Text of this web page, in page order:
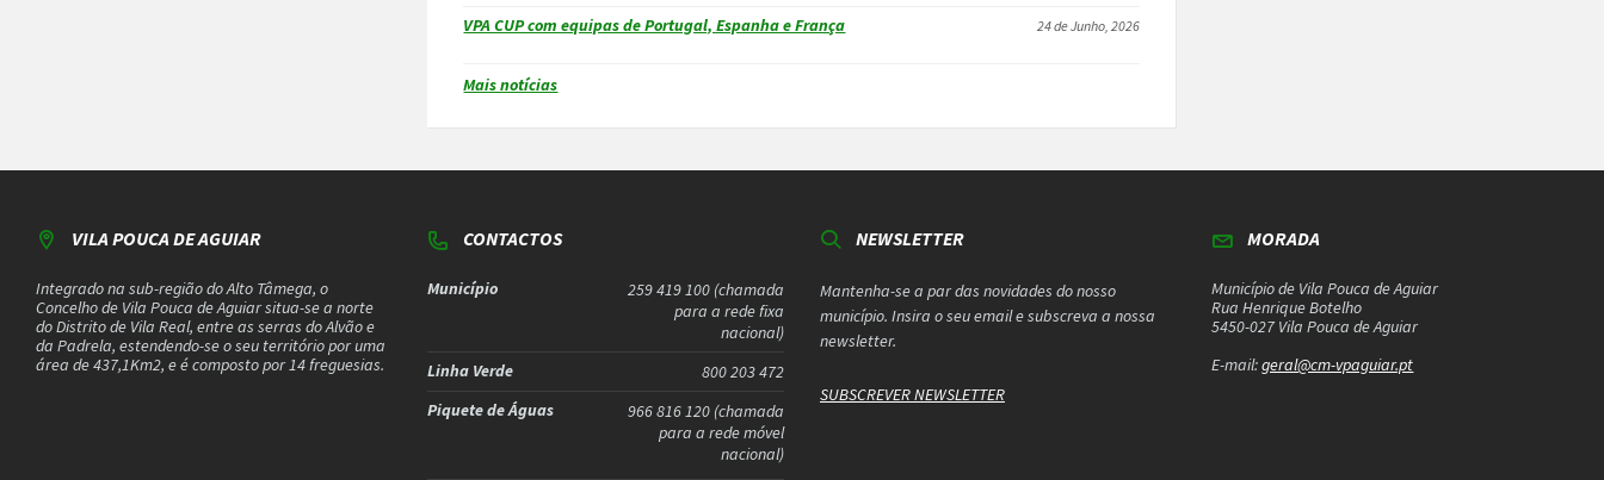
VPA CUP com equipas de Portugal, Espanha e França 24 de Junho, 2026
Mais notícias
VILA POUCA DE AGUIAR
Integrado na sub-região do Alto Tâmega, o
Concelho de Vila Pouca de Aguiar situa-se a norte
do Distrito de Vila Real, entre as serras do Alvão e
da Padrela, estendendo-se o seu território por uma
área de 437,1Km2, e é composto por 14 freguesias.
CONTACTOS
Município
259 419 100 (chamada
para a rede fixa
nacional)
Linha Verde
800 203 472
Piquete de Águas
966 816 120 (chamada
para a rede móvel
nacional)
NEWSLETTER
Mantenha-se a par das novidades do nosso
município. Insira o seu email e subscreva a nossa
newsletter.
SUBSCREVER NEWSLETTER
MORADA
Município de Vila Pouca de Aguiar
Rua Henrique Botelho
5450-027 Vila Pouca de Aguiar
E-mail:geral@cm-vpaguiar.pt